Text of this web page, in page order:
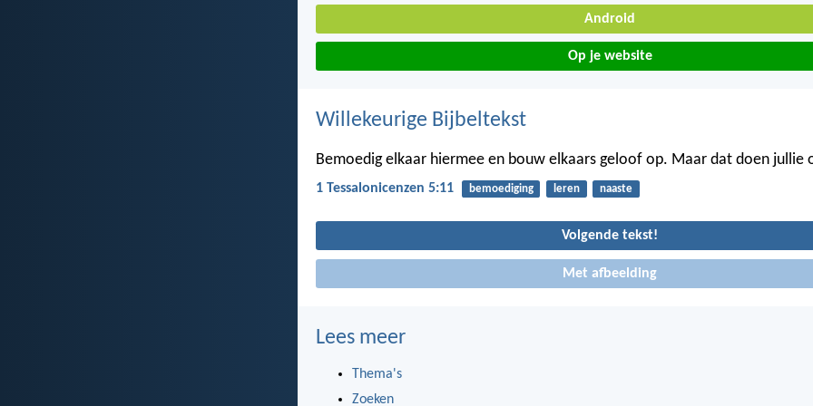
Android
Op je website
Willekeurige Bijbeltekst
Bemoedig elkaar hiermee en bouw elkaars geloof op. Maar dat doen jullie
1 Tessalonicenzen 5:11 bemoediging leren naaste
Volgende tekst!
Met afbeelding
Lees meer
Thema's
Zoeken